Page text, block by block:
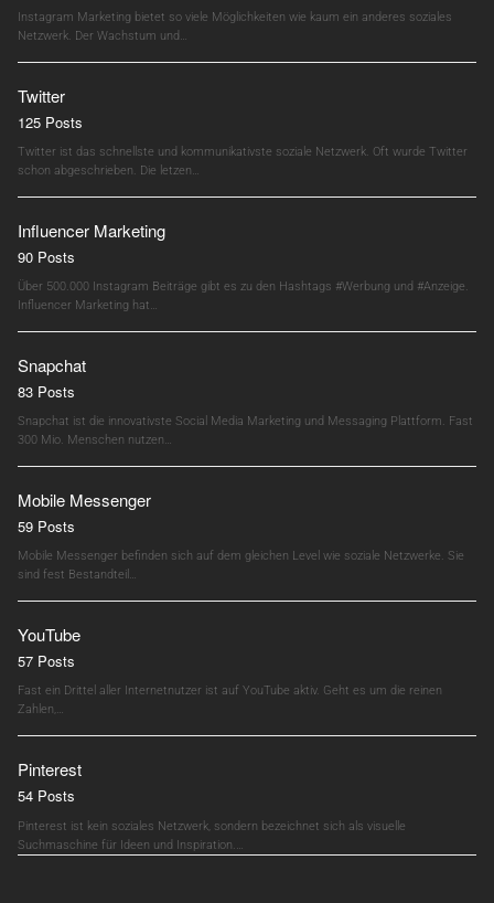
Instagram Marketing bietet so viele Möglichkeiten wie kaum ein anderes soziales
Netzwerk. Der Wachstum und…
Twitter
125 Posts
Twitter ist das schnellste und kommunikativste soziale Netzwerk. Oft wurde Twitter
schon abgeschrieben. Die letzen…
Influencer Marketing
90 Posts
Über 500.000 Instagram Beiträge gibt es zu den Hashtags #Werbung und #Anzeige.
Influencer Marketing hat…
Snapchat
83 Posts
Snapchat ist die innovativste Social Media Marketing und Messaging Plattform. Fast
300 Mio. Menschen nutzen…
Mobile Messenger
59 Posts
Mobile Messenger befinden sich auf dem gleichen Level wie soziale Netzwerke. Sie
sind fest Bestandteil…
YouTube
57 Posts
Fast ein Drittel aller Internetnutzer ist auf YouTube aktiv. Geht es um die reinen
Zahlen,…
Pinterest
54 Posts
Pinterest ist kein soziales Netzwerk, sondern bezeichnet sich als visuelle
Suchmaschine für Ideen und Inspiration.…